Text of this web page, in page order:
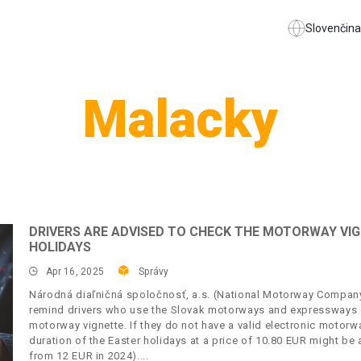
Slovenčina
Malacky
DRIVERS ARE ADVISED TO CHECK THE MOTORWAY
HOLIDAYS
Apr 16, 2025 Správy
Národná diaľničná spoločnosť, a.s. (National Motorway
remind drivers who use the Slovak motorways and
motorway vignette. If they do not have a valid electronic
duration of the Easter holidays at a price of 10.80 EUR might
from 12 EUR in 2024).